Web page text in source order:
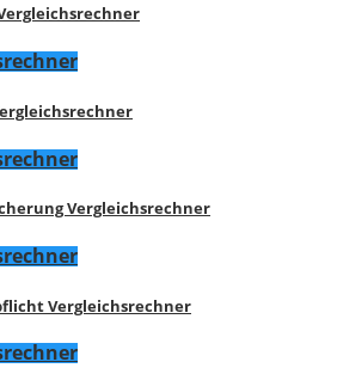
Vergleichsrechner
Vergleichsrechner